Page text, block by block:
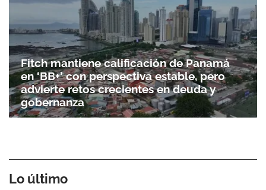
Fitch mantiene calificación de Panamá
en ‘BB+’ con perspectiva estable, pero
advierte retos crecientes en deuda y
gobernanza
Lo último